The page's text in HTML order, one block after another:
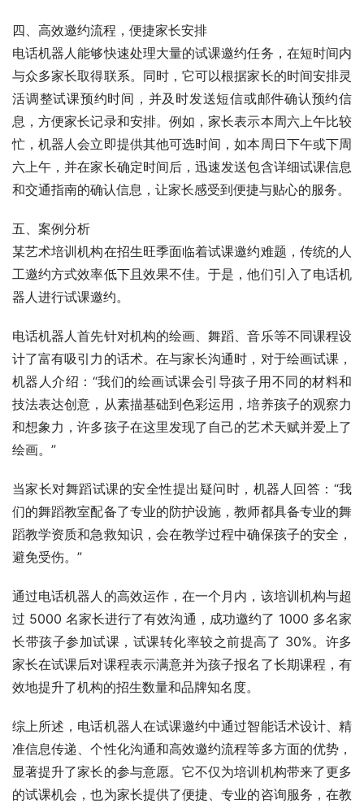
四、高效邀约流程，便捷家长安排
电话机器人能够快速处理大量的试课邀约任务，在短时间内
与众多家长取得联系。同时，它可以根据家长的时间安排灵
活调整试课预约时间，并及时发送短信或邮件确认预约信
息，方便家长记录和安排。例如，家长表示本周六上午比较
忙，机器人会立即提供其他可选时间，如本周日下午或下周
六上午，并在家长确定时间后，迅速发送包含详细试课信息
和交通指南的确认信息，让家长感受到便捷与贴心的服务。
五、案例分析
某艺术培训机构在招生旺季面临着试课邀约难题，传统的人
工邀约方式效率低下且效果不佳。于是，他们引入了电话机
器人进行试课邀约。
电话机器人首先针对机构的绘画、舞蹈、音乐等不同课程设
计了富有吸引力的话术。在与家长沟通时，对于绘画试课，
机器人介绍：“我们的绘画试课会引导孩子用不同的材料和
技法表达创意，从素描基础到色彩运用，培养孩子的观察力
和想象力，许多孩子在这里发现了自己的艺术天赋并爱上了
绘画。”
当家长对舞蹈试课的安全性提出疑问时，机器人回答：“我
们的舞蹈教室配备了专业的防护设施，教师都具备专业的舞
蹈教学资质和急救知识，会在教学过程中确保孩子的安全，
避免受伤。”
通过电话机器人的高效运作，在一个月内，该培训机构与超
过 5000 名家长进行了有效沟通，成功邀约了 1000 多名家
长带孩子参加试课，试课转化率较之前提高了 30%。许多
家长在试课后对课程表示满意并为孩子报名了长期课程，有
效地提升了机构的招生数量和品牌知名度。
综上所述，电话机器人在试课邀约中通过智能话术设计、精
准信息传递、个性化沟通和高效邀约流程等多方面的优势，
显著提升了家长的参与意愿。它不仅为培训机构带来了更多
的试课机会，也为家长提供了便捷、专业的咨询服务，在教